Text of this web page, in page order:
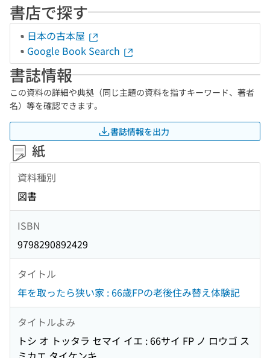
書店で探す
日本の古本屋
Google Book Search
書誌情報
この資料の詳細や典拠（同じ主題の資料を指すキーワード、著者
名）等を確認できます。
書誌情報を出力
紙
資料種別
図書
ISBN
9798290892429
タイトル
年を取ったら狭い家 : 66歳FPの老後住み替え体験記
タイトルよみ
トシ オ トッタラ セマイ イエ : 66サイ FP ノ ロウゴ ス